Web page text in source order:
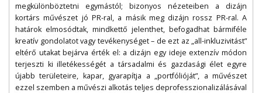
megkülönböztetni egymástól; bizonyos nézeteiben a dizájn
kortárs művészet jó PR-ral, a másik meg dizájn rossz PR-ral. A
határok elmosódtak, mindkettő jelenthet, befogadhat bármiféle
kreatív gondolatot vagy tevékenységet – de ezt az „all-inkluzivitást”
eltérő utakat bejárva érték el: a dizájn egy ideje extenzív módon
terjeszti ki illetékességét a társadalmi és gazdasági élet egyre
újabb területeire, kapar, gyarapítja a „portfólióját”, a művészet
ezzel szemben a művészi alkotás teljes deprofesszionalizálásával